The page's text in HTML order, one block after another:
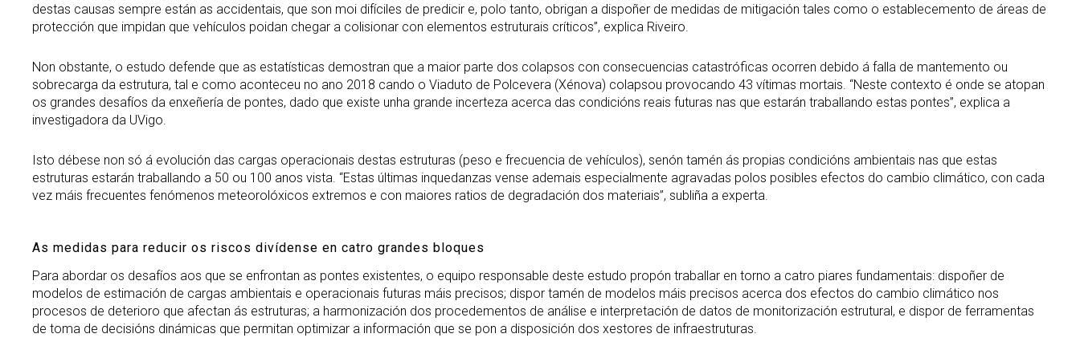
destas causas sempre están as accidentais, que son moi difíciles de predicir e, polo tanto, obrigan a dispoñer de medidas de mitigación tales como o establecemento de áreas de
protección que impidan que vehículos poidan chegar a colisionar con elementos estruturais críticos”, explica Riveiro.
Non obstante, o estudo defende que as estatísticas demostran que a maior parte dos colapsos con consecuencias catastróficas ocorren debido á falla de mantemento ou
sobrecarga da estrutura, tal e como aconteceu no ano 2018 cando o Viaduto de Polcevera (Xénova) colapsou provocando 43 vítimas mortais. “Neste contexto é onde se atopan
os grandes desafíos da enxeñería de pontes, dado que existe unha grande incerteza acerca das condicións reais futuras nas que estarán traballando estas pontes”, explica a
investigadora da UVigo.
Isto débese non só á evolución das cargas operacionais destas estruturas (peso e frecuencia de vehículos), senón tamén ás propias condicións ambientais nas que estas
estruturas estarán traballando a 50 ou 100 anos vista. “Estas últimas inquedanzas vense ademais especialmente agravadas polos posibles efectos do cambio climático, con cada
vez máis frecuentes fenómenos meteorolóxicos extremos e con maiores ratios de degradación dos materiais”, subliña a experta.
As medidas para reducir os riscos divídense en catro grandes bloques
Para abordar os desafíos aos que se enfrontan as pontes existentes, o equipo responsable deste estudo propón traballar en torno a catro piares fundamentais: dispoñer de
modelos de estimación de cargas ambientais e operacionais futuras máis precisos; dispor tamén de modelos máis precisos acerca dos efectos do cambio climático nos
procesos de deterioro que afectan ás estruturas; a harmonización dos procedementos de análise e interpretación de datos de monitorización estrutural, e dispor de ferramentas
de toma de decisións dinámicas que permitan optimizar a información que se pon a disposición dos xestores de infraestruturas.